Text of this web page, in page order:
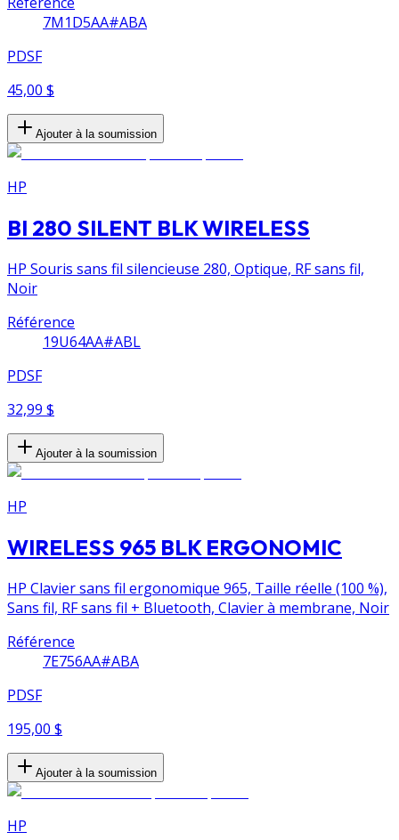
7M1D5AA#ABA
PDSF
45,00 $
Ajouter à la soumission
HP
BI 280 SILENT BLK WIRELESS
HP Souris sans fil silencieuse 280, Optique, RF sans fil,
Noir
Référence
19U64AA#ABL
PDSF
32,99 $
Ajouter à la soumission
HP
WIRELESS 965 BLK ERGONOMIC
HP Clavier sans fil ergonomique 965, Taille réelle (100 %),
Sans fil, RF sans fil + Bluetooth, Clavier à membrane, Noir
Référence
7E756AA#ABA
PDSF
195,00 $
Ajouter à la soumission
HP